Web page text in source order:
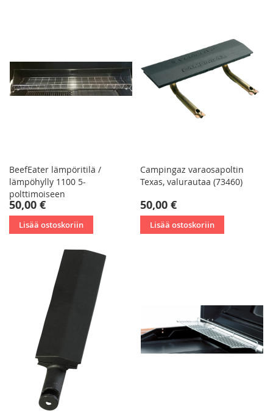
BeefEater lämpöritilä /
lämpöhylly 1100 5-
polttimoiseen
50,00 €
Lisää ostoskoriin
Campingaz varaosapoltin
Texas, valurautaa (73460)
50,00 €
Lisää ostoskoriin